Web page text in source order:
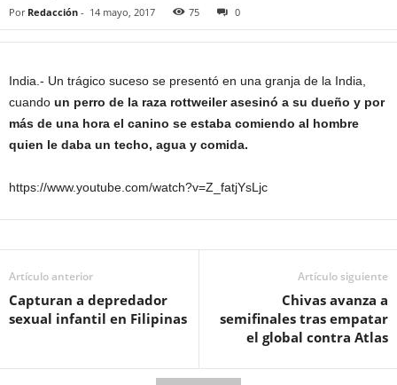
Por Redacción - 14 mayo, 2017 75 0
India.- Un trágico suceso se presentó en una granja de la India,
cuando un perro de la raza rottweiler asesinó a su dueño y por
más de una hora el canino se estaba comiendo al hombre
quien le daba un techo, agua y comida.
https://www.youtube.com/watch?v=Z_fatjYsLjc
Artículo anterior
Capturan a depredador
sexual infantil en Filipinas
Artículo siguiente
Chivas avanza a
semifinales tras empatar
el global contra Atlas